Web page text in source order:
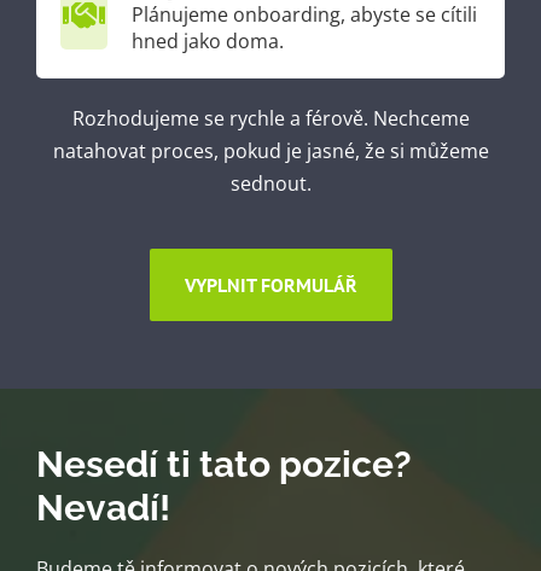
Plánujeme onboarding, abyste se cítili
hned jako doma.
Rozhodujeme se rychle a férově. Nechceme
natahovat proces, pokud je jasné, že si můžeme
sednout.
VYPLNIT FORMULÁŘ
Nesedí ti tato pozice?
Nevadí!